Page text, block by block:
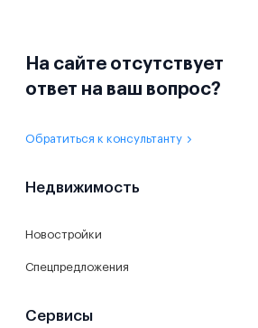
На сайте отсутствует
ответ на ваш вопрос?
Обратиться к консультанту
Недвижимость
Новостройки
Спецпредложения
Сервисы